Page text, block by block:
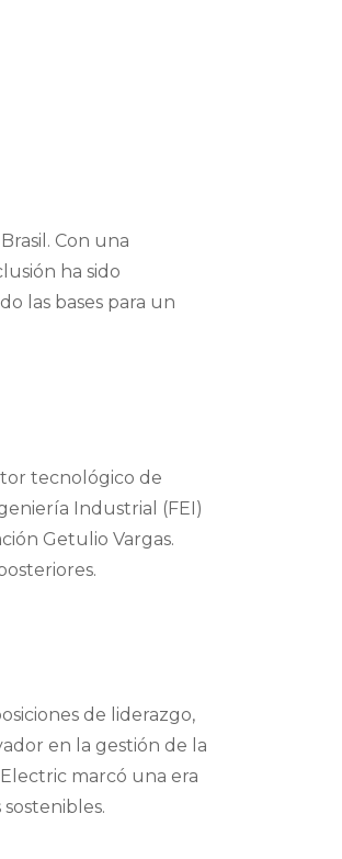
Con una
ha sido
las bases para un
tecnológico de
Industrial (FEI)
Getulio Vargas.
de liderazgo,
en la gestión de la
marcó una era